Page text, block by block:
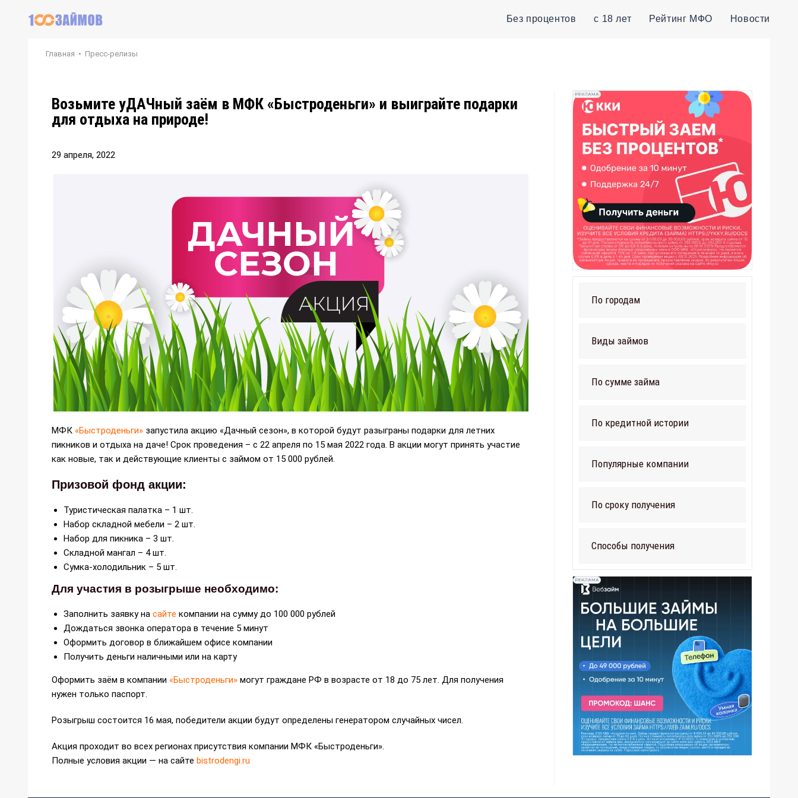
Без процентов с 18 лет Рейтинг МФО Новости
Главная • Пресс-релизы
Возьмите уДАЧный заём в МФК «Быстроденьги» и выиграйте подарки
для отдыха на природе!
29 апреля, 2022
МФК «Быстроденьги» запустила акцию «Дачный сезон», в которой будут разыграны подарки для летних
пикников и отдыха на даче! Срок проведения – с 22 апреля по 15 мая 2022 года. В акции могут принять участие
как новые, так и действующие клиенты с займом от 15 000 рублей.
Призовой фонд акции:
Туристическая палатка – 1 шт.
Набор складной мебели – 2 шт.
Набор для пикника – 3 шт.
Складной мангал – 4 шт.
Сумка-холодильник – 5 шт.
Для участия в розыгрыше необходимо:
Заполнить заявку на сайте компании на сумму до 100 000 рублей
Дождаться звонка оператора в течение 5 минут
Оформить договор в ближайшем офисе компании
Получить деньги наличными или на карту
Оформить заём в компании «Быстроденьги» могут граждане РФ в возрасте от 18 до 75 лет. Для получения
нужен только паспорт.
Розыгрыш состоится 16 мая, победители акции будут определены генератором случайных чисел.
Акция проходит во всех регионах присутствия компании МФК «Быстроденьги».
Полные условия акции — на сайте bistrodengi.ru
По городам
Виды займов
По сумме займа
По кредитной истории
Популярные компании
По сроку получения
Способы получения